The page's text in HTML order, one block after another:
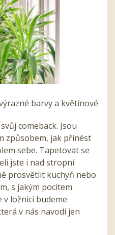
barvy a květinové
comeback. Jsou
způsobem, jak přinést
sebe. Tapetovat se
jste i nad stropní
prosvětlit kuchyň nebo
s jakým pocitem
v ložnici budeme
v nás navodí jen